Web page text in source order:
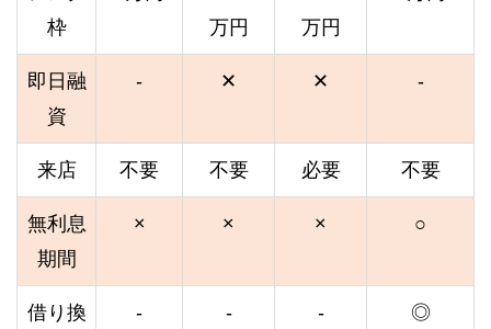
枠
万円
万円
即日融
資
- ✕ ✕ -
来店 不要 不要 必要 不要
無利息
期間
× × × ○
借り換
- - - ◎